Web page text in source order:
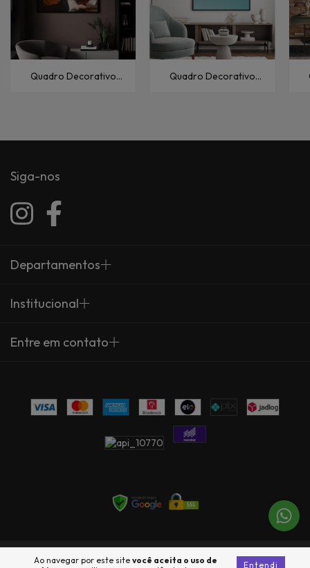
Ao navegar por este site você aceita o uso de
Entendi
Quadro Decorativo
Quadro Decorativo
Siga-nos
Departamentos
Institucional
Entre em contato
Copyright Arte Própria - 23735360000137 - 2026. Todos os direitos